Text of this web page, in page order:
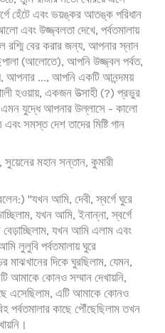
হেঁটে এবং ভয়ঙ্কর আতঙ্ক পরিধান
এবং উজ্জ্বলতা দেখে, পর্বতমালায়
রশ্মি বের করার জন্য, আপনার স্নান
(আলোতে), আপনি উজ্জ্বল পর্বত,
আপনার ..., আপনি একটি আনন্দময়
হওয়ায়, একজন উত্সাহী (?) প্রভুর
এমন যুদ্ধে আপনার উল্লাসে - কালো
সমস্ত দেশ তাদের মিষ্টি গান
সুয়েনের মহান সন্তান, কুমারী
"যখন আমি, দেবী, স্বর্গে ঘুরে
যখন আমি, ইনান্না, স্বর্গে
বেড়াচ্ছিলাম, যখন আমি এলাম এবং
লুলুবি পর্বতমালায় ঘুরে
মাঝখানের দিকে ঘুরছিলাম, যেমন,
আমাকে কোনও সম্মান দেখায়নি,
এসেছিলাম, এটি আমাকে কোনও
পর্বতমালার কাছে পৌঁছেছিলাম তখন